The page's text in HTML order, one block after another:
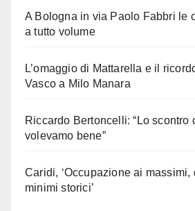
A Bologna in via Paolo Fabbri le
a tutto volume
L’omaggio di Mattarella e il
Vasco a Milo Manara
Riccardo Bertoncelli: “Lo scontro
volevamo bene”
Caridi, ‘Occupazione ai
minimi storici’